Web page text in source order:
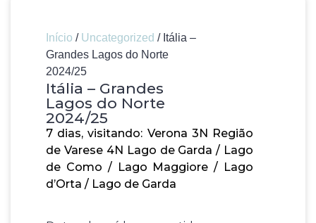
Início / Uncategorized / Itália –
Grandes Lagos do Norte
2024/25
Itália – Grandes
Lagos do Norte
2024/25
7 dias, visitando: Verona 3N Região
de Varese 4N Lago de Garda / Lago
de Como / Lago Maggiore / Lago
d’Orta / Lago de Garda